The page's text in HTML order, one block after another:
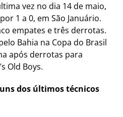
vez no dia 14 de maio,
1 a 0, em São Januário.
empates e três derrotas.
Bahia na Copa do Brasil
após derrotas para
Old Boys.
dos últimos técnicos